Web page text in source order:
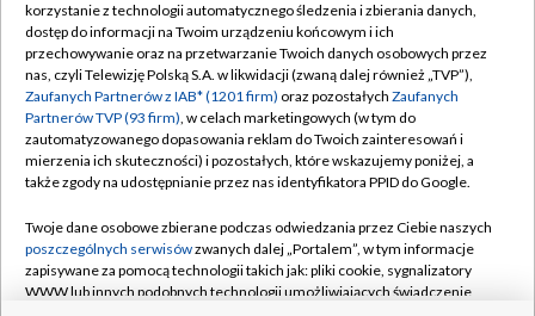
TVP
Abonament TVP
Emisja w TVP
Centrum informacji TVP
Naziemna Telewizja Cyfrowa
Rada Programowa
System NOS
Regulamin TVP
Polityka prywatności
Moje zgody
Pomoc
Kontakt
korzystanie z technologii automatycznego śledzenia i zbierania danych,
dostęp do informacji na Twoim urządzeniu końcowym i ich
przechowywanie oraz na przetwarzanie Twoich danych osobowych przez
nas, czyli Telewizję Polską S.A. w likwidacji (zwaną dalej również „TVP”),
Zaufanych Partnerów z IAB* (1201 firm) oraz pozostałych Zaufanych
Partnerów TVP (93 firm), w celach marketingowych (w tym do
zautomatyzowanego dopasowania reklam do Twoich zainteresowań i
mierzenia ich skuteczności) i pozostałych, które wskazujemy poniżej, a
także zgody na udostępnianie przez nas identyfikatora PPID do Google.
Twoje dane osobowe zbierane podczas odwiedzania przez Ciebie naszych
poszczególnych serwisówzwanych dalej „Portalem”, w tym informacje
zapisywane za pomocą technologii takich jak: pliki cookie, sygnalizatory
WWW lub innych podobnych technologii umożliwiających świadczenie